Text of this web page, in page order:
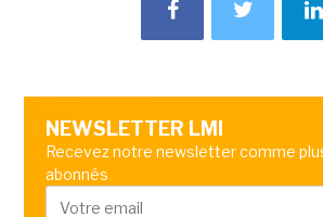
NEWSLETTER LMI
Recevez notre newsletter comme
abonnés